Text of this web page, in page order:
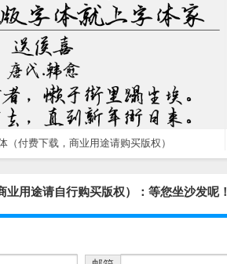
（付费下载，商业用途请购买版权）
用途请自行购买版权）：等您坐沙发呢！